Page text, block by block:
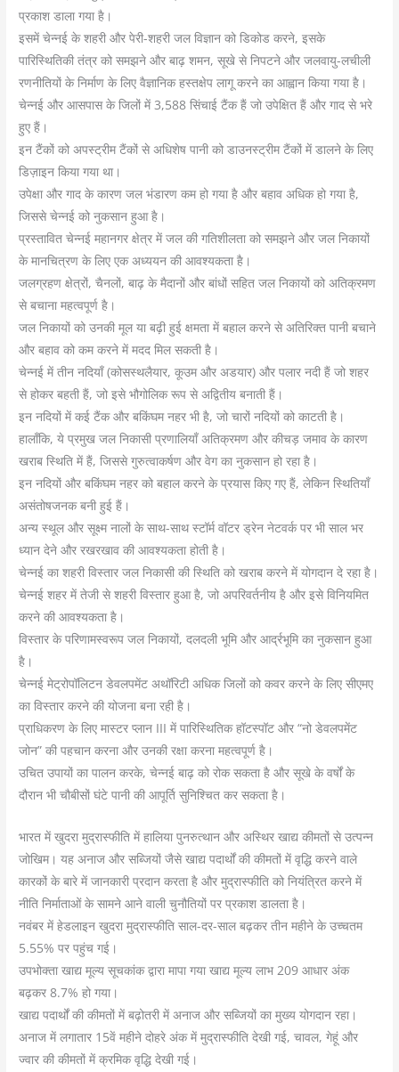
प्रकाश डाला गया है।
इसमें चेन्नई के शहरी और पेरी-शहरी जल विज्ञान को डिकोड करने, इसके
पारिस्थितिकी तंत्र को समझने और बाढ़ शमन, सूखे से निपटने और जलवायु-लचीली
रणनीतियों के निर्माण के लिए वैज्ञानिक हस्तक्षेप लागू करने का आह्वान किया गया है।
चेन्नई और आसपास के जिलों में 3,588 सिंचाई टैंक हैं जो उपेक्षित हैं और गाद से भरे
हुए हैं।
इन टैंकों को अपस्ट्रीम टैंकों से अधिशेष पानी को डाउनस्ट्रीम टैंकों में डालने के लिए
डिज़ाइन किया गया था।
उपेक्षा और गाद के कारण जल भंडारण कम हो गया है और बहाव अधिक हो गया है,
जिससे चेन्नई को नुकसान हुआ है।
प्रस्तावित चेन्नई महानगर क्षेत्र में जल की गतिशीलता को समझने और जल निकायों
के मानचित्रण के लिए एक अध्ययन की आवश्यकता है।
जलग्रहण क्षेत्रों, चैनलों, बाढ़ के मैदानों और बांधों सहित जल निकायों को अतिक्रमण
से बचाना महत्वपूर्ण है।
जल निकायों को उनकी मूल या बढ़ी हुई क्षमता में बहाल करने से अतिरिक्त पानी बचाने
और बहाव को कम करने में मदद मिल सकती है।
चेन्नई में तीन नदियाँ (कोसस्थलैयार, कूउम और अडयार) और पलार नदी हैं जो शहर
से होकर बहती हैं, जो इसे भौगोलिक रूप से अद्वितीय बनाती हैं।
इन नदियों में कई टैंक और बकिंघम नहर भी है, जो चारों नदियों को काटती है।
हालाँकि, ये प्रमुख जल निकासी प्रणालियाँ अतिक्रमण और कीचड़ जमाव के कारण
खराब स्थिति में हैं, जिससे गुरुत्वाकर्षण और वेग का नुकसान हो रहा है।
इन नदियों और बकिंघम नहर को बहाल करने के प्रयास किए गए हैं, लेकिन स्थितियाँ
असंतोषजनक बनी हुई हैं।
अन्य स्थूल और सूक्ष्म नालों के साथ-साथ स्टॉर्म वॉटर ड्रेन नेटवर्क पर भी साल भर
ध्यान देने और रखरखाव की आवश्यकता होती है।
चेन्नई का शहरी विस्तार जल निकासी की स्थिति को खराब करने में योगदान दे रहा है।
चेन्नई शहर में तेजी से शहरी विस्तार हुआ है, जो अपरिवर्तनीय है और इसे विनियमित
करने की आवश्यकता है।
विस्तार के परिणामस्वरूप जल निकायों, दलदली भूमि और आर्द्रभूमि का नुकसान हुआ
है।
चेन्नई मेट्रोपॉलिटन डेवलपमेंट अथॉरिटी अधिक जिलों को कवर करने के लिए सीएमए
का विस्तार करने की योजना बना रही है।
प्राधिकरण के लिए मास्टर प्लान III में पारिस्थितिक हॉटस्पॉट और “नो डेवलपमेंट
जोन” की पहचान करना और उनकी रक्षा करना महत्वपूर्ण है।
उचित उपायों का पालन करके, चेन्नई बाढ़ को रोक सकता है और सूखे के वर्षों के
दौरान भी चौबीसों घंटे पानी की आपूर्ति सुनिश्चित कर सकता है।
भारत में खुदरा मुद्रास्फीति में हालिया पुनरुत्थान और अस्थिर खाद्य कीमतों से उत्पन्न
जोखिम। यह अनाज और सब्जियों जैसे खाद्य पदार्थों की कीमतों में वृद्धि करने वाले
कारकों के बारे में जानकारी प्रदान करता है और मुद्रास्फीति को नियंत्रित करने में
नीति निर्माताओं के सामने आने वाली चुनौतियों पर प्रकाश डालता है।
नवंबर में हेडलाइन खुदरा मुद्रास्फीति साल-दर-साल बढ़कर तीन महीने के उच्चतम
5.55% पर पहुंच गई।
उपभोक्ता खाद्य मूल्य सूचकांक द्वारा मापा गया खाद्य मूल्य लाभ 209 आधार अंक
बढ़कर 8.7% हो गया।
खाद्य पदार्थों की कीमतों में बढ़ोतरी में अनाज और सब्जियों का मुख्य योगदान रहा।
अनाज में लगातार 15वें महीने दोहरे अंक में मुद्रास्फीति देखी गई, चावल, गेहूं और
ज्वार की कीमतों में क्रमिक वृद्धि देखी गई।